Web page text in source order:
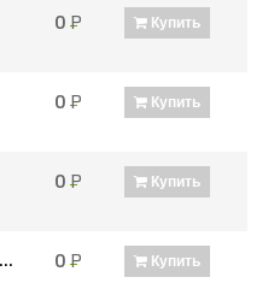
0Р Купить
0Р Купить
0Р Купить
0Р Купить